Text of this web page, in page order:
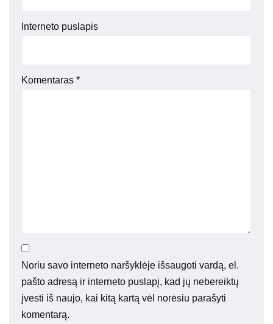
Interneto puslapis
Komentaras *
Noriu savo interneto naršyklėje išsaugoti vardą, el.
pašto adresą ir interneto puslapį, kad jų nebereiktų
įvesti iš naujo, kai kitą kartą vėl norėsiu parašyti
komentarą.